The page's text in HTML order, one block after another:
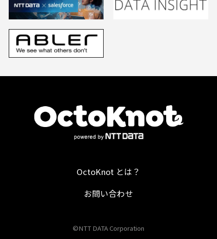
OctoKnot とは？
お問い合わせ
©NTT DATA Corporation